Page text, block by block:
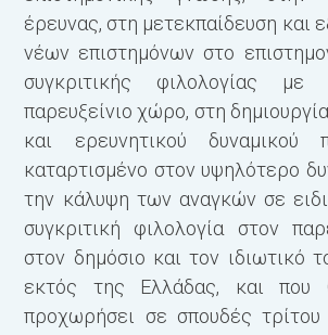
έρευνας, στη μετεκπαίδευση και
νέων επιστημόνων στο
συγκριτικής φιλολογίας
παρευξείνιο χώρο, στη
και ερευνητικού δυναμικού
καταρτισμένο στον υψηλότερο
την κάλυψη των αναγκών σε
συγκριτική φιλολογία στον
στον δημόσιο και τον ιδιωτικό
εκτός της Ελλάδας, και που
προχωρήσει σε σπουδές